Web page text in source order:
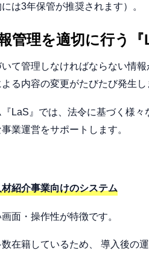
は3年保管が推奨されます）。
管理を適切に行う『
て管理しなければならない情
る内容の変更がたびたび発生し
LaS』では、法令に基づく様
業運営をサポートします。
紹介事業向けのシステム
面・操作性が特徴です。
在籍しているため、 導入後の